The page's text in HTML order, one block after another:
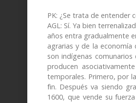
PK: ¿Se trata de entender
AGL: Sí. Ya bien
años entra gradualmente
agrarias y de la
son indígenas
producen
temporales. Primero, por
fin. Después va siendo
1600, que vende su